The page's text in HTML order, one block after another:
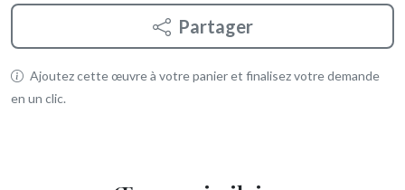
Partager
Ajoutez cette œuvre à votre panier et finalisez votre demande
en un clic.